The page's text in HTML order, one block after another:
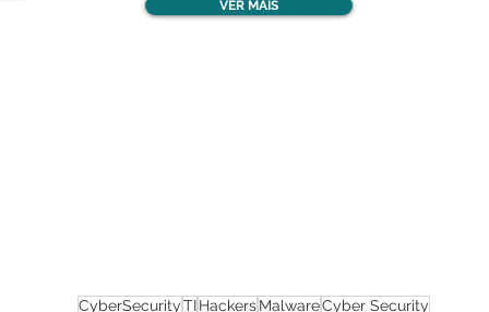
VER MAIS
CyberSecurityTI Hackers MalwareCyber Security